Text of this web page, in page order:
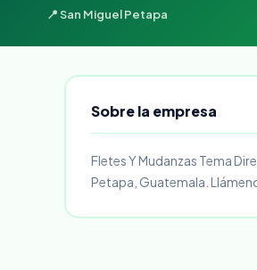
📍 San Miguel Petapa
Sobre la empresa
Fletes Y Mudanzas Tema
Petapa, Guatemala.